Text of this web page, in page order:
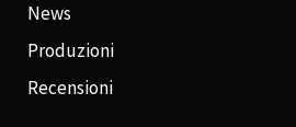
News
Produzioni
Recensioni